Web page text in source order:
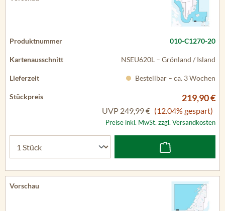
010-C1270-20
NSEU620L – Grönland / Island
Bestellbar – ca. 3 Wochen
219,90 €
UVP 249,99 € (12.04% gespart)
Preise inkl. MwSt. zzgl. Versandkosten